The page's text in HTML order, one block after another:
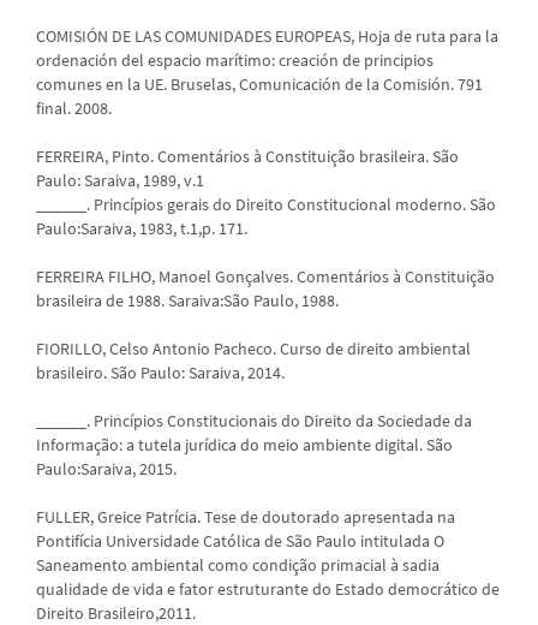
COMISIÓN DE LAS COMUNIDADES EUROPEAS, Hoja de ruta para la
ordenación del espacio marítimo: creación de principios
comunes en la UE. Bruselas, Comunicación de la Comisión. 791
final. 2008.
FERREIRA, Pinto. Comentários à Constituição brasileira. São
Paulo: Saraiva, 1989, v.1
______. Princípios gerais do Direito Constitucional moderno. São
Paulo:Saraiva, 1983, t.1,p. 171.
FERREIRA FILHO, Manoel Gonçalves. Comentários à Constituição
brasileira de 1988. Saraiva:São Paulo, 1988.
FIORILLO, Celso Antonio Pacheco. Curso de direito ambiental
brasileiro. São Paulo: Saraiva, 2014.
______. Princípios Constitucionais do Direito da Sociedade da
Informação: a tutela jurídica do meio ambiente digital. São
Paulo:Saraiva, 2015.
FULLER, Greice Patrícia. Tese de doutorado apresentada na
Pontifícia Universidade Católica de São Paulo intitulada O
Saneamento ambiental como condição primacial à sadia
qualidade de vida e fator estruturante do Estado democrático de
Direito Brasileiro,2011.